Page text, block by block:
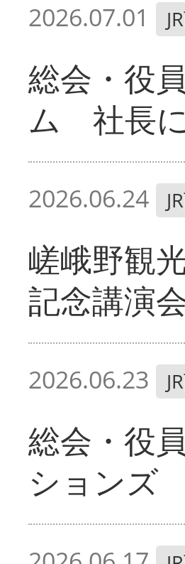
2026.07.01
総会・役
ム 社長
2026.06.24
嵯峨野観
記念講演
2026.06.23
総会・役
ションズ